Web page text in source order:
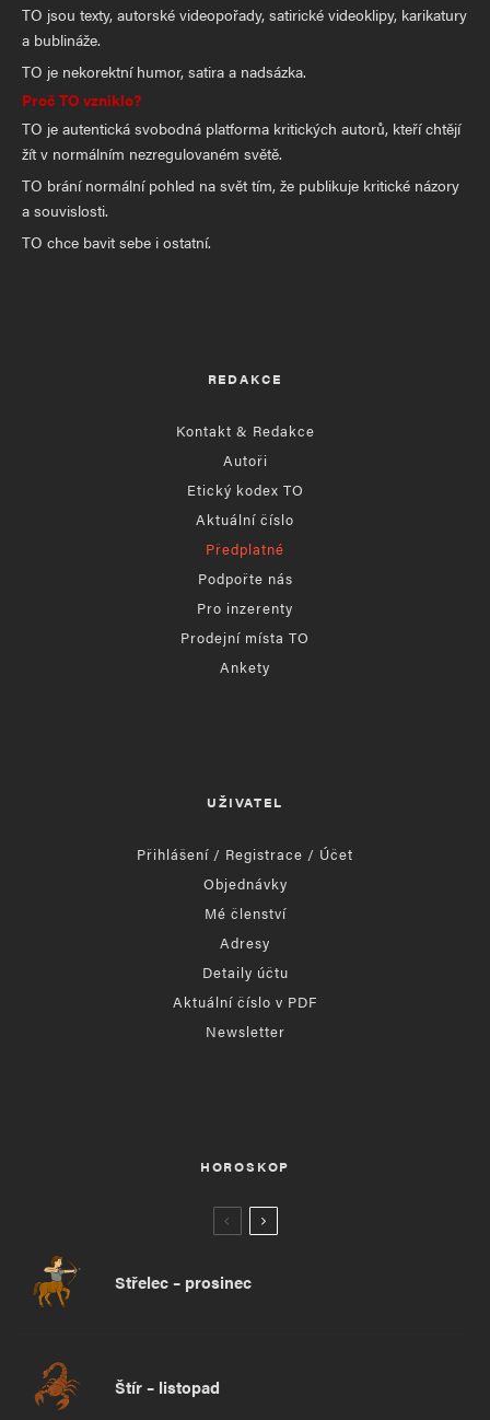
TO jsou texty, autorské videopořady, satirické videoklipy, karikatury
a bublináže.
TO je nekorektní humor, satira a nadsázka.
Proč TO vzniklo?
TO je autentická svobodná platforma kritických autorů, kteří chtějí
žít v normálním nezregulovaném světě.
TO brání normální pohled na svět tím, že publikuje kritické názory
a souvislosti.
TO chce bavit sebe i ostatní.
REDAKCE
Kontakt & Redakce
Autoři
Etický kodex TO
Aktuální číslo
Předplatné
Podpořte nás
Pro inzerenty
Prodejní místa TO
Ankety
UŽIVATEL
Přihlášení / Registrace / Účet
Objednávky
Mé členství
Adresy
Detaily účtu
Aktuální číslo v PDF
Newsletter
HOROSKOP
Střelec – prosinec
Štír – listopad